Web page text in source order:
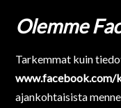
Olemme
Tarkemmat kuin
www.facebook.com/
ajankohtaisista